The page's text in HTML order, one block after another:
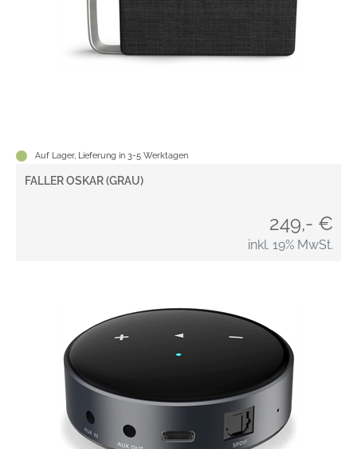
Auf Lager, Lieferung in 3-5 Werktagen
FALLER OSKAR (GRAU)
249,- €
inkl. 19% MwSt.